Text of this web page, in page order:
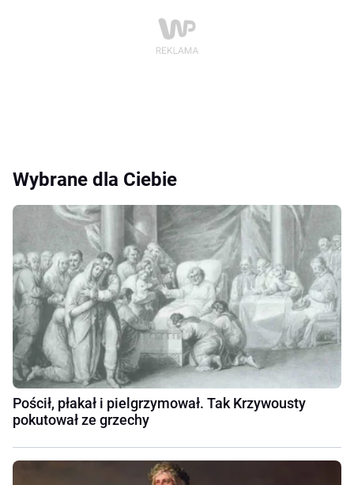
Wybrane dla Ciebie
Pościł, płakał i pielgrzymował. Tak Krzywousty
pokutował ze grzechy